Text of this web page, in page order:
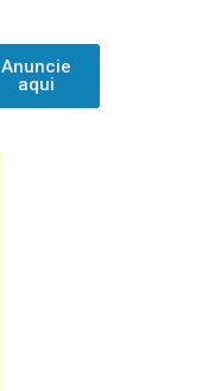
Anuncie
aqui